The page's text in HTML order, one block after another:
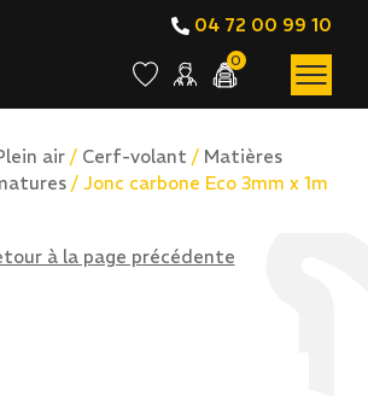
04 72 00 99 10
0
air/ Cerf-volant / Matières
/ Jonc carbone Eco 3mm x 1m
à la page précédente